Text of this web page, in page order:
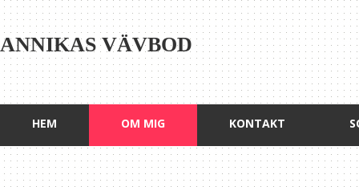
HEM OM MIG KONTAKT
ANNIKAS VÄVBOD